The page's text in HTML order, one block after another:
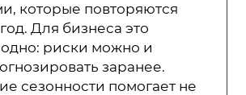
которые повторяются
Для бизнеса это
одно: риски можно и
заранее.
сезонности помогает не